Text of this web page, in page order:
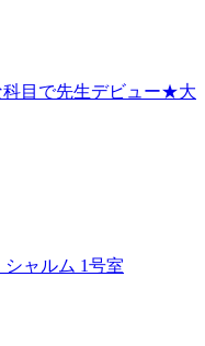
科目で先生デビュー★大
ャルム 1号室